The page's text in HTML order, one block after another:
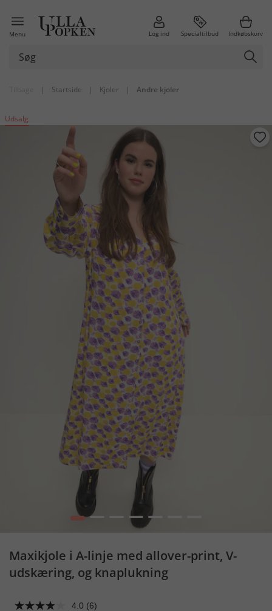
Menu Log ind Specialtilbud Indkøbskurv
| Startside | Kjoler | Andre kjoler
Udsalg
2 3 4
Maxikjole i A-linje med allover-print, V-
udskæring, og knaplukning
4.0 (6)